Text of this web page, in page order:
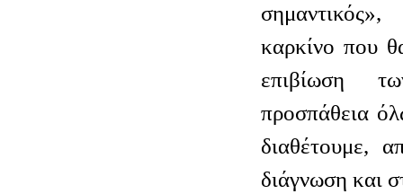
καρκίνο που
επιβίωση
προσπάθεια
διαθέτουμε,
διάγνωση και